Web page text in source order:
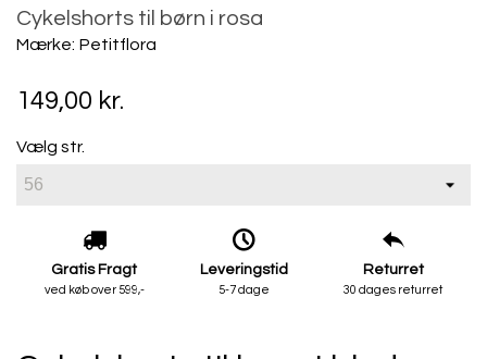
Cykelshorts til børn i rosa
Mærke: Petitflora
149,00 kr.
Vælg str.
Gratis Fragt
ved køb over 599,-
Leveringstid
5-7 dage
Returret
30 dages returret